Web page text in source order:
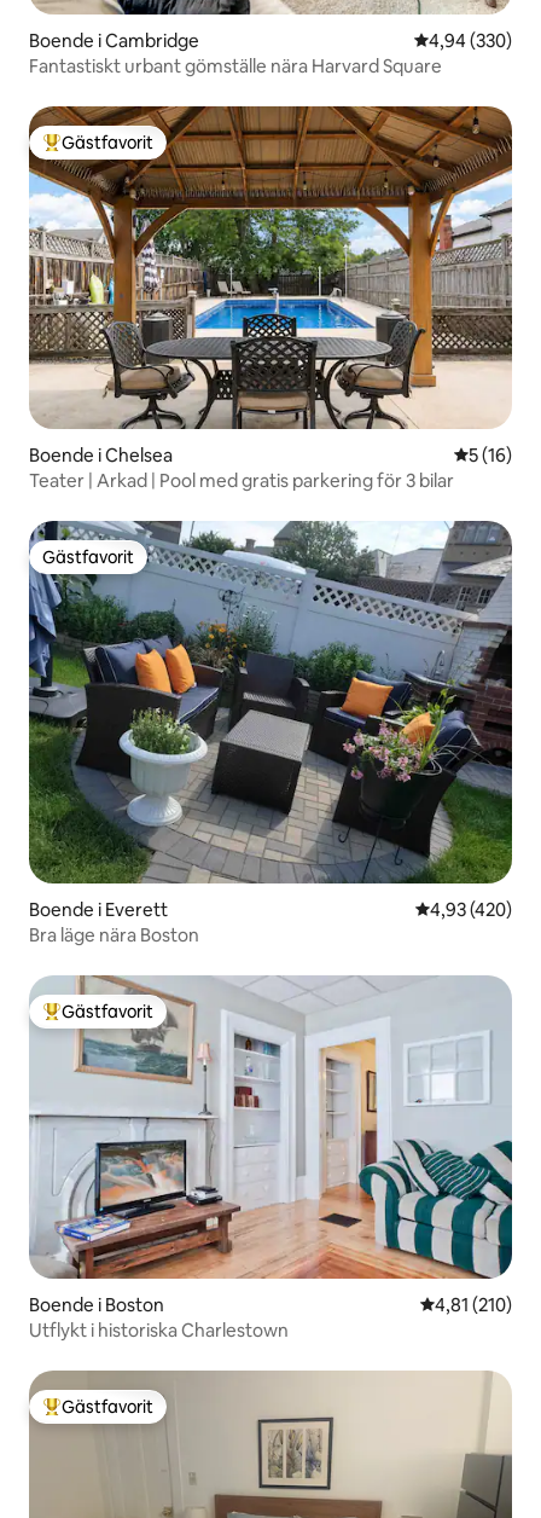
Boende i Cambridge 4,94 av 5 i
4,94 (330)
Fantastiskt urbant gömställe nära Harvard Square
Populär gästfavorit
Gästfavorit
Boende i Chelsea 5 av 5 i
5 (16)
Teater | Arkad | Pool med gratis parkering för 3 bilar
Gästfavorit
Gästfavorit
Boende i Everett 4,93 av 5 i
4,93 (420)
Bra läge nära Boston
Populär gästfavorit
Gästfavorit
Boende i Boston 4,81 av 5 i
4,81 (210)
Utflykt i historiska Charlestown
Populär gästfavorit
Gästfavorit